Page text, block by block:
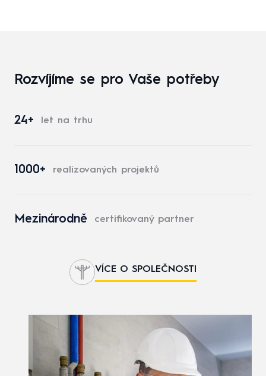
Rozvíjíme se pro Vaše potřeby
24+ let na trhu
1000+ realizovaných projektů
Mezinárodně certifikovaný partner
VÍCE O SPOLEČNOSTI